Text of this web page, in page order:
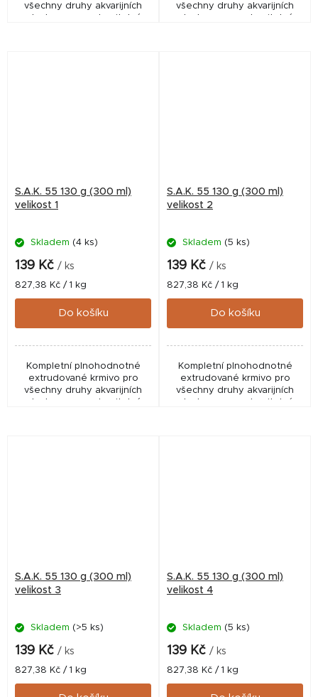
všechny druhy akvarijních
všechny druhy akvarijních
S.A.K. 55 130 g (300 ml)
velikost 1
Skladem (4 ks)
139 Kč / ks
Měrná
cena:
827,38 Kč / 1 kg
Do košíku
Kompletní plnohodnotné
extrudované krmivo pro
všechny druhy akvarijních
S.A.K. 55 130 g (300 ml)
velikost 2
Skladem (5 ks)
139 Kč / ks
Měrná
cena:
827,38 Kč / 1 kg
Do košíku
Kompletní plnohodnotné
extrudované krmivo pro
všechny druhy akvarijních
S.A.K. 55 130 g (300 ml)
velikost 3
Skladem (>5 ks)
139 Kč / ks
Měrná
cena:
827,38 Kč / 1 kg
S.A.K. 55 130 g (300 ml)
velikost 4
Skladem (5 ks)
139 Kč / ks
Měrná
cena:
827,38 Kč / 1 kg